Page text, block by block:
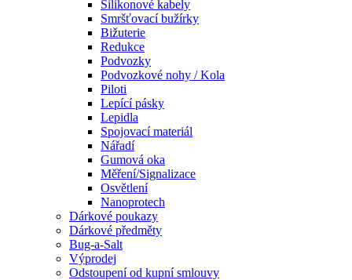
Silikonové kabely
Smršťovací bužírky
Bižuterie
Redukce
Podvozky
Podvozkové nohy / Kola
Piloti
Lepící pásky
Lepidla
Spojovací materiál
Nářadí
Gumová oka
Měření/Signalizace
Osvětlení
Nanoprotech
Dárkové poukazy
Dárkové předměty
Bug-a-Salt
Výprodej
Odstoupení od kupní smlouvy